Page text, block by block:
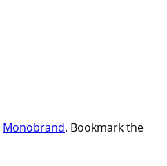
Monobrand. Bookmark the